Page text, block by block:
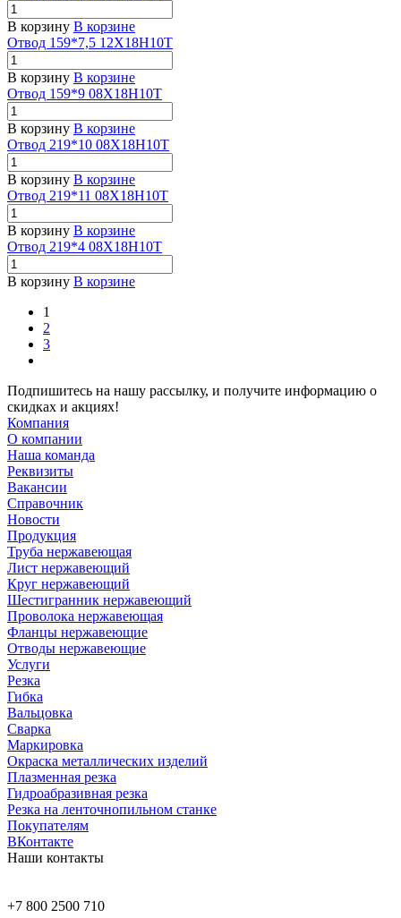
В корзину В корзине
Отвод 159*7,5 12Х18Н10Т
В корзину В корзине
Отвод 159*9 08Х18Н10Т
В корзину В корзине
Отвод 219*10 08Х18Н10Т
В корзину В корзине
Отвод 219*11 08Х18Н10Т
В корзину В корзине
Отвод 219*4 08Х18Н10Т
В корзину В корзине
1
2
3
Подпишитесь на нашу рассылку, и получите информацию о
скидках и акциях!
Компания
О компании
Наша команда
Реквизиты
Вакансии
Справочник
Новости
Продукция
Труба нержавеющая
Лист нержавеющий
Круг нержавеющий
Шестигранник нержавеющий
Проволока нержавеющая
Фланцы нержавеющие
Отводы нержавеющие
Услуги
Резка
Гибка
Вальцовка
Сварка
Маркировка
Окраска металлических изделий
Плазменная резка
Гидроабразивная резка
Резка на ленточнопильном станке
Покупателям
ВКонтакте
Наши контакты
+7 800 2500 710